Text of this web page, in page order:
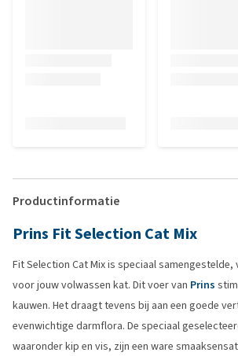
Productinformatie
Prins Fit Selection Cat Mix
Fit Selection Cat Mix is speciaal
voor jouw volwassen kat. Dit voer van Prins
kauwen. Het draagt tevens bij aan een goede
evenwichtige darmflora. De speciaal
waaronder kip en vis, zijn een ware